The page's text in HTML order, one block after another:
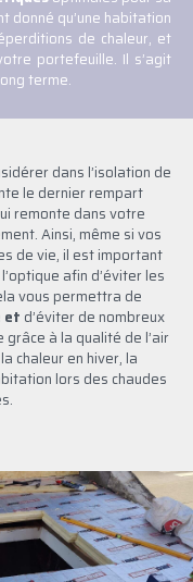
donné qu’une habitation
de chaleur, et
portefeuille. Il s’agit
terme.
dans l’isolation de
le dernier rempart
remonte dans votre
Ainsi, même si vos
de vie, il est important
afin d’éviter les
vous permettra de
et d’éviter de nombreux
à la qualité de l’air
chaleur en hiver, la
lors des chaudes